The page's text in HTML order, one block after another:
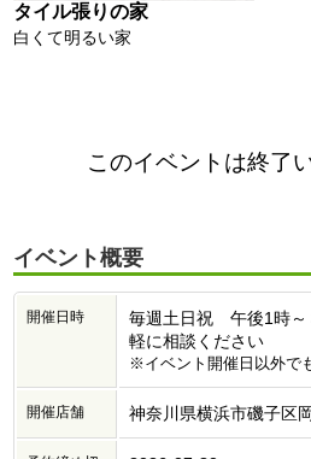
タイル張りの家
白くて明るい家
このイベントは終了
イベント概要
開催日時
毎週土日祝 午後1時
軽に相談ください
※イベント開催日以外で
開催店舗 神奈川県横浜市磯子区